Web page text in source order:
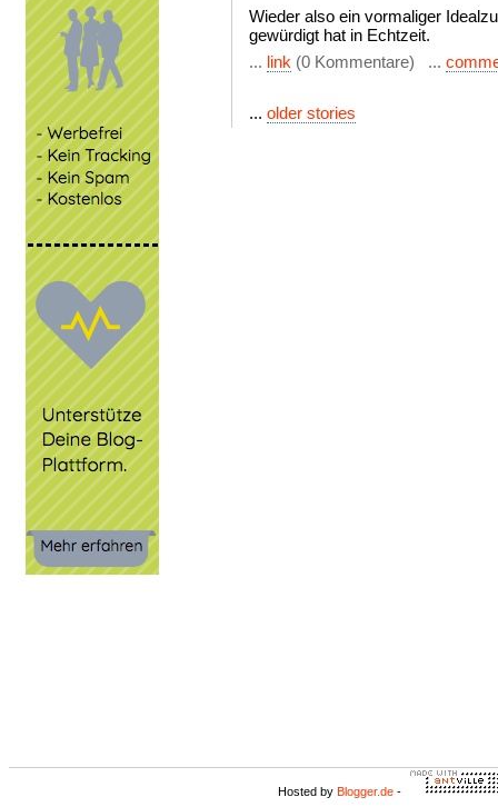
Wieder also ein vormaliger
gewürdigt hat in Echtzeit.
... link (0 Kommentare) ...
... older stories
Hosted by Blogger.de -